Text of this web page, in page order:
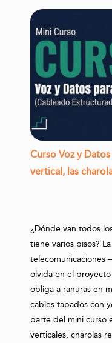
Curso Voz y
vertical, las
¿Dónde van todos
tiene varios pisos?
telecomunicaciones
olvida en el
obliga a ranuras en
cables tapados con
parte del mini curso
verticales, charolas